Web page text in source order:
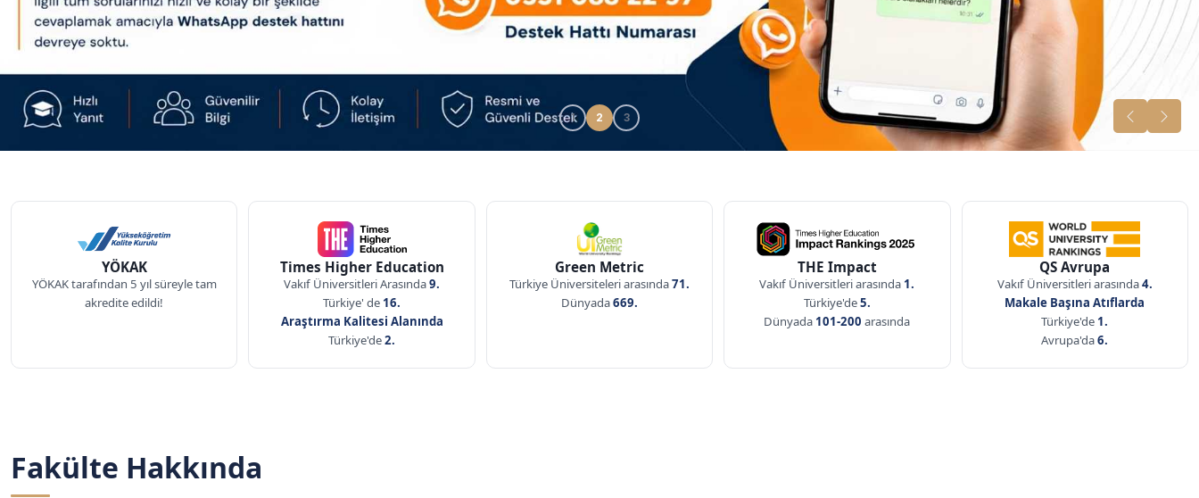
1 2 3
Akreditasyon ve Sıralama Bilgileri
YÖKAK
YÖKAK tarafından 5 yıl süreyle tam
akredite edildi!
Times Higher Education
Vakıf Üniversitleri Arasında9.
Türkiye' de 16.
Araştırma Kalitesi Alanında
Türkiye'de2.
Green Metric
Türkiye Üniversiteleri arasında71.
Dünyada669.
THE Impact
Vakıf Üniversitleri arasında 1.
Türkiye'de5.
Dünyada 101-200 arasında
QS Avrupa
Vakıf Üniversitleri arasında4.
Makale Başına Atıflarda
Türkiye'de 1.
Avrupa'da6.
Fakülte Hakkında